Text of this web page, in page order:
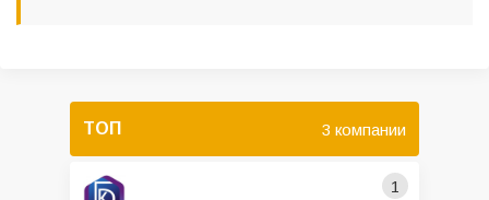
ТОП 3 компании
1